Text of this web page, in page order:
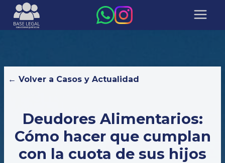
← Volver a Casos y Actualidad
Deudores Alimentarios:
Cómo hacer que cumplan
con la cuota de sus hijos